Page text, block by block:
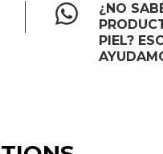
¿NO
PIEL?